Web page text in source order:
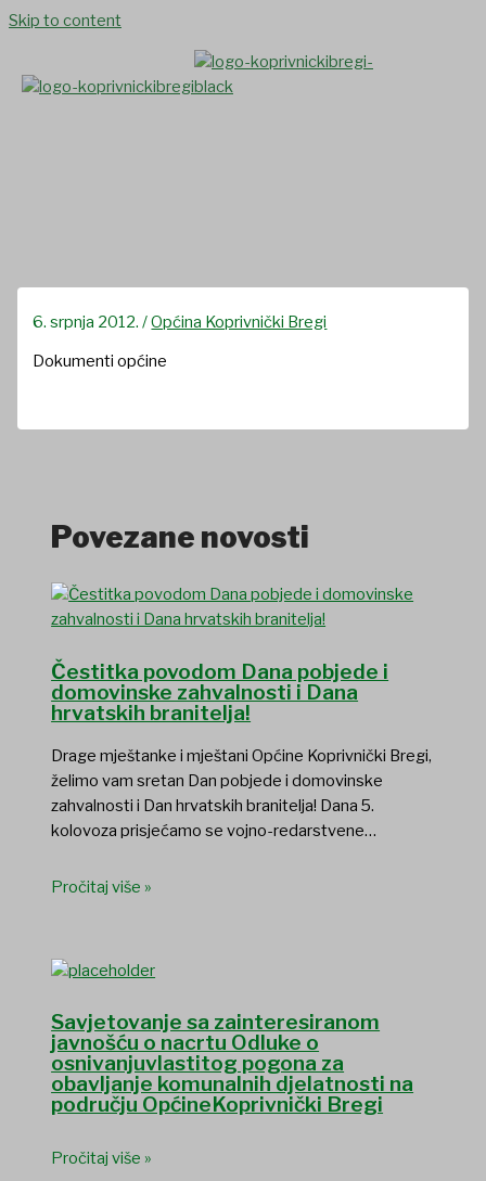
Skip to content
6. srpnja 2012./Općina Koprivnički Bregi
Dokumenti općine
Povezane novosti
Čestitka povodom Dana pobjede i
domovinske zahvalnosti i Dana
hrvatskih branitelja!
Drage mještanke i mještani Općine Koprivnički Bregi,
želimo vam sretan Dan pobjede i domovinske
zahvalnosti i Dan hrvatskih branitelja! Dana 5.
kolovoza prisjećamo se vojno-redarstvene…
Pročitaj više »
Savjetovanje sa zainteresiranom
javnošću o nacrtu Odluke o
osnivanjuvlastitog pogona za
obavljanje komunalnih djelatnosti na
području OpćineKoprivnički Bregi
Pročitaj više »